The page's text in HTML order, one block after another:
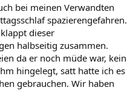
bei meinen Verwandten
spazierengefahren.
dieser
halbseitig zusammen.
da er noch müde war, kein
hingelegt, satt hatte ich es
gebrauchen. Wir haben